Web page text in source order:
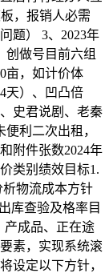
，报销人必需
题） 3、2023年
创做号目前六组
亩，如计价体
天）、凹凸倍
史君说剧、老秦
利二次出租，
附件张数2024年
类别绩效目标1.
物流成本方针
库查验及格率目
产成品、正在途
素，实现系统滚
设定以下方针，